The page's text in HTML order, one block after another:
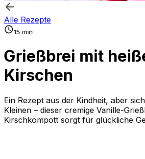
Alle Rezepte
15 min
Grießbrei mit
Kirschen
Ein Rezept aus der Kindheit, aber
Kleinen – dieser cremige Vanille-
Kirschkompott sorgt für glückliche